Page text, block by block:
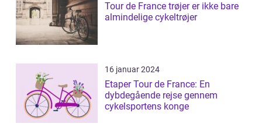
Tour de France trøjer er ikke bare
almindelige cykeltrøjer
16 januar 2024
Etaper Tour de France: En
dybdegående rejse gennem
cykelsportens konge